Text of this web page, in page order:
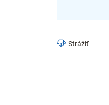
Strážiť